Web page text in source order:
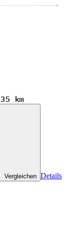
35 km
Vergleichen Details